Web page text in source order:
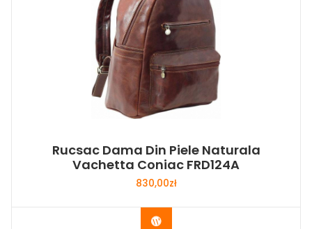
Rucsac Dama Din Piele Naturala
Vachetta Coniac FRD124A
830,00zł
Buy Now